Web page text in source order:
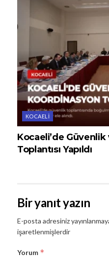
KOCAELI
Kocaeli’de
Toplantısı Yapıldı
Bir yanıt yazın
E-posta adresiniz
işaretlenmişlerdir
Yorum *